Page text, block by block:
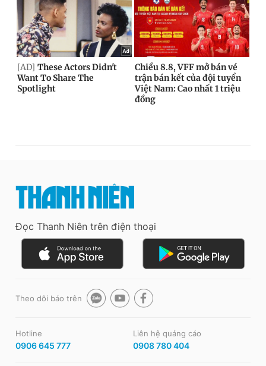
Đọc Thanh Niên trên điện thoại
Theo dõi báo trên
Hotline
0906 645 777
Liên hệ quảng cáo
0908 780 404